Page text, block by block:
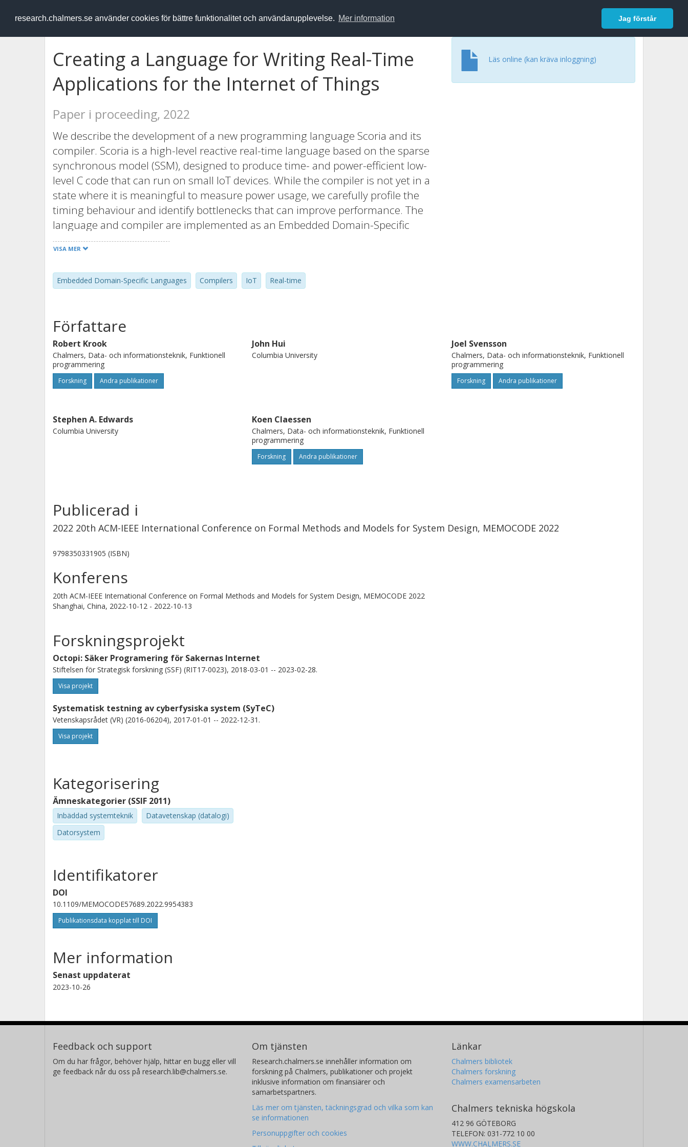
research.chalmers.se använder cookies för bättre funktionalitet och användarupplevelse. Mer information Jag förstår
RESEARCH.chalmers.se Logga in
Creating a Language for Writing Real-Time
Applications for the Internet of Things
Paper i proceeding, 2022
We describe the development of a new programming language Scoria and its
compiler. Scoria is a high-level reactive real-time language based on the sparse
synchronous model (SSM), designed to produce time- and power-efficient low-
level C code that can run on small IoT devices. While the compiler is not yet in a
state where it is meaningful to measure power usage, we carefully profile the
timing behaviour and identify bottlenecks that can improve performance. The
language and compiler are implemented as an Embedded Domain-Specific
Language (EDSL) on top of Haskell.
VISA MER
Embedded Domain-Specific Languages Compilers IoT Real-time
Läs online (kan kräva inloggning)
Författare
Robert Krook
Chalmers, Data- och informationsteknik, Funktionell
programmering
Forskning Andra publikationer
John Hui
Columbia University
Joel Svensson
Chalmers, Data- och informationsteknik, Funktionell
programmering
Forskning Andra publikationer
Stephen A. Edwards
Columbia University
Koen Claessen
Chalmers, Data- och informationsteknik, Funktionell
programmering
Forskning Andra publikationer
Publicerad i
2022 20th ACM-IEEE International Conference on Formal Methods and Models for System Design, MEMOCODE 2022
9798350331905 (ISBN)
Konferens
20th ACM-IEEE International Conference on Formal Methods and Models for System Design, MEMOCODE 2022
Shanghai, China, 2022-10-12 - 2022-10-13
Forskningsprojekt
Octopi: Säker Programering för Sakernas Internet
Stiftelsen för Strategisk forskning (SSF) (RIT17-0023), 2018-03-01 -- 2023-02-28.
Visa projekt
Systematisk testning av cyberfysiska system (SyTeC)
Vetenskapsrådet (VR) (2016-06204), 2017-01-01 -- 2022-12-31.
Visa projekt
Kategorisering
Ämneskategorier (SSIF 2011)
Inbäddad systemteknik
Datavetenskap (datalogi)
Datorsystem
Identifikatorer
DOI
10.1109/MEMOCODE57689.2022.9954383
Publikationsdata kopplat till DOI
Mer information
Senast uppdaterat
2023-10-26
Feedback och support
Om du har frågor, behöver hjälp, hittar en bugg eller vill
ge feedback når du oss på research.lib@chalmers.se.
Om tjänsten
Research.chalmers.se innehåller information om
forskning på Chalmers, publikationer och projekt
inklusive information om finansiärer och
samarbetspartners.
Läs mer om tjänsten, täckningsgrad och vilka som kan
se informationen
Personuppgifter och cookies
Länkar
Chalmers bibliotek
Chalmers forskning
Chalmers examensarbeten
Chalmers tekniska högskola
412 96 GÖTEBORG
TELEFON: 031-772 10 00
WWW.CHALMERS.SE